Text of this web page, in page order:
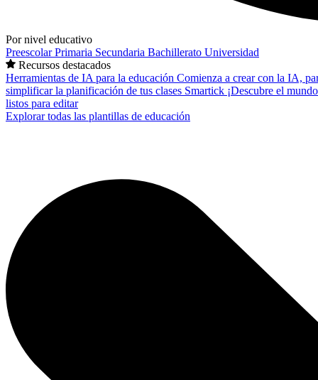
Por nivel educativo
PreescolarPrimaria Secundaria Bachillerato Universidad
Recursos destacados
Herramientas de IA para la educación Comienza a crear con la IA,
simplificar la planificación de tus clases Smartick ¡Descubre el
listos para editar
Explorar todas las plantillas de educación